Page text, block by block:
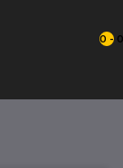
0 -